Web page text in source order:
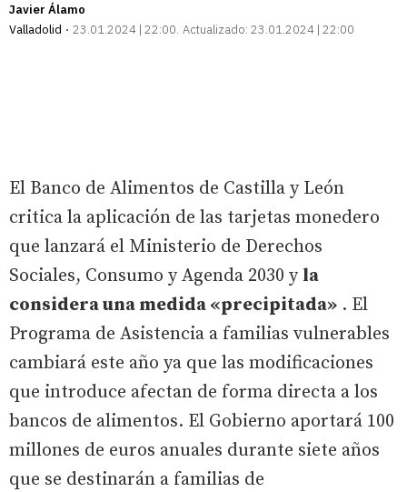
Javier Álamo
Valladolid
23.01.2024 | 22:00 Actualizado: 23.01.2024 | 22:00
El Banco de Alimentos de Castilla y León
critica la aplicación de las tarjetas monedero
que lanzará el Ministerio de Derechos
Sociales, Consumo y Agenda 2030 y la
considera una medida «precipitada» . El
Programa de Asistencia a familias vulnerables
cambiará este año ya que las modificaciones
que introduce afectan de forma directa a los
bancos de alimentos. El Gobierno aportará 100
millones de euros anuales durante siete años
que se destinarán a familias de